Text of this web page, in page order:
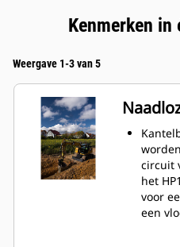
Kenmerken in
Weergave 1-3 van 5
circuit
het
voor
een